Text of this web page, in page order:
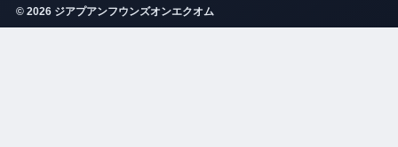
© 2026 ジアプアンフウンズオンエクオム